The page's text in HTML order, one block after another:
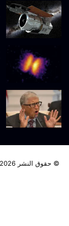
© حقوق النشر 2026، جميع الحقوق محفوظة لدى موقع دليلي الاخبارية |